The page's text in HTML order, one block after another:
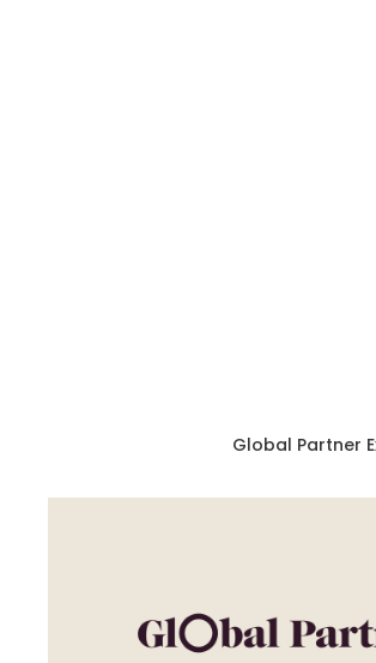
Global Partner